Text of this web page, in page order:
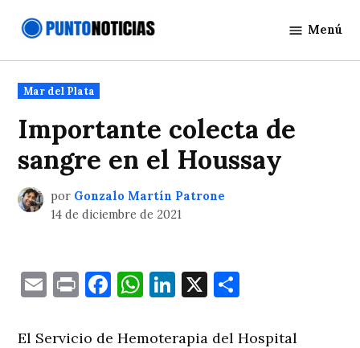
Noticias
Menú
Publicado
en
Mar del Plata
Importante colecta de
sangre en el Houssay
por Gonzalo Martín Patrone
14 de diciembre de 2021
EmailPrintFacebook
WhatsApp
LinkedIn
X
El Servicio de Hemoterapia del Hospital